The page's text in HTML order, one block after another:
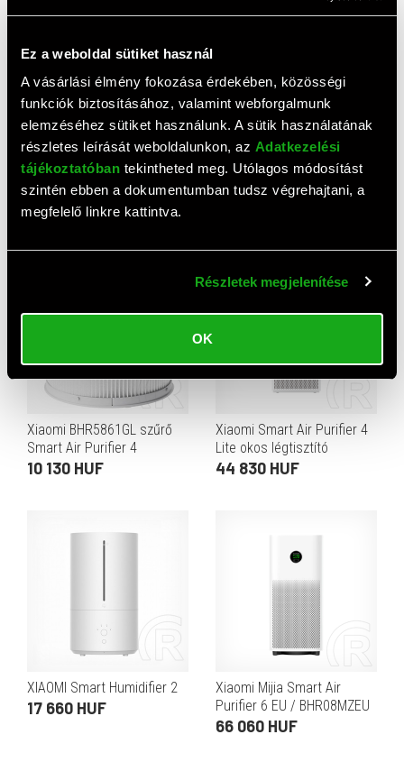
Ez a weboldal sütiket használ
A vásárlási élmény fokozása érdekében, közösségi
funkciók biztosításához, valamint webforgalmunk
elemzéséhez sütiket használunk. A sütik használatának
részletes leírását weboldalunkon, az Adatkezelési
tájékoztatóban tekintheted meg. Utólagos módosítást
szintén ebben a dokumentumban tudsz végrehajtani, a
megfelelő linkre kattintva.
Részletek megjelenítése
OK
Xiaomi BHR5860EU Smart
Air Purifier 4 Compact
légtisztító
31 250 HUF
Xiaomi Mi Air Purifier
formaldehid S1 szűrő (zöld)
Xiaomi BHR5861GL szűrő
Smart Air Purifier 4
Compact légtisztítóhoz
10 130 HUF
Xiaomi Smart Air Purifier 4
Lite okos légtisztító
44 830 HUF
XIAOMI Smart Humidifier 2
17 660 HUF
Xiaomi Mijia Smart Air
Purifier 6 EU / BHR08MZEU
66 060 HUF